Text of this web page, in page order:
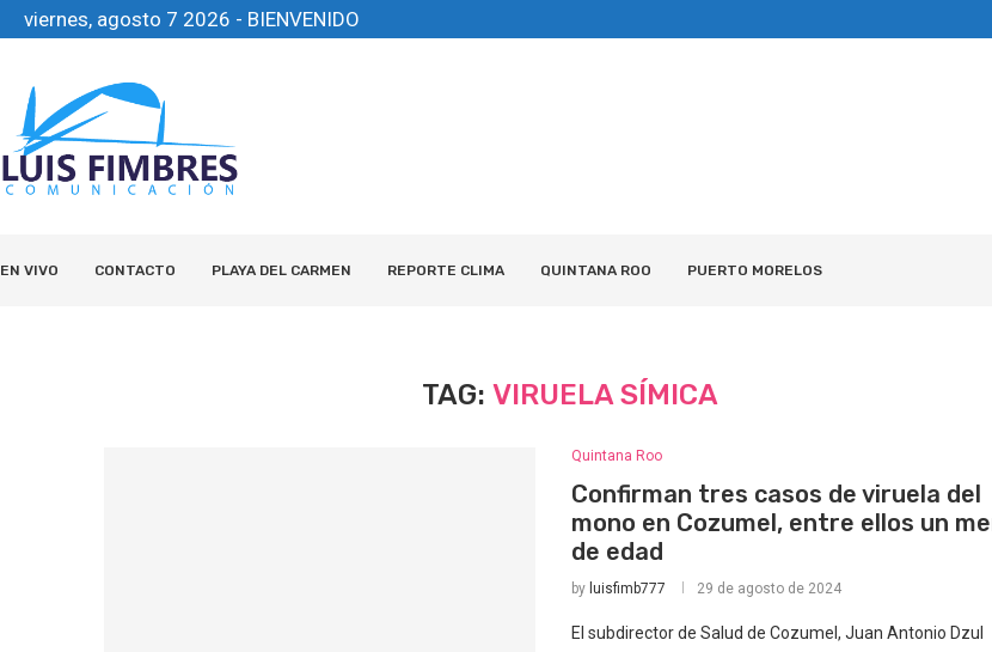
viernes, agosto 7 2026 - BIENVENIDO
EN VIVO CONTACTO PLAYA DEL CARMEN REPORTE CLIMA QUINTANA ROO PUERTO MORELOS
TAG: VIRUELA SÍMICA
Quintana Roo
Confirman tres casos de viruela del
mono en Cozumel, entre ellos un
de edad
by luisfimb777 29 de agosto de 2024
El subdirector de Salud de Cozumel, Juan Antonio Dzul